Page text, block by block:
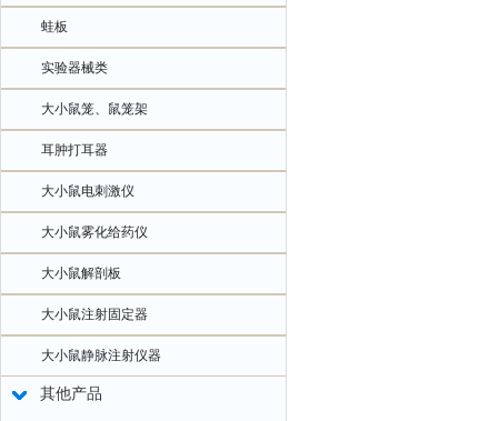
蛙板
实验器械类
大小鼠笼、鼠笼架
耳肿打耳器
大小鼠电刺激仪
大小鼠雾化给药仪
大小鼠解剖板
大小鼠注射固定器
大小鼠静脉注射仪器
其他产品